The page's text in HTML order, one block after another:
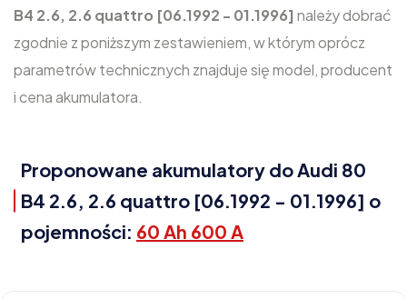
B4 2.6, 2.6 quattro [06.1992 - 01.1996] należy dobrać
zgodnie z poniższym zestawieniem, w którym oprócz
parametrów technicznych znajduje się model, producent
i cena akumulatora.
Proponowane akumulatory do Audi 80
B4 2.6, 2.6 quattro [06.1992 - 01.1996] o
pojemności: 60 Ah 600 A